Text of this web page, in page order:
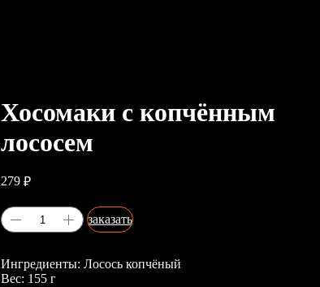
Хосомаки с копчённым
лососем
279 ₽
заказать
Ингредиенты: Лосось копчёный
Вес: 155 г